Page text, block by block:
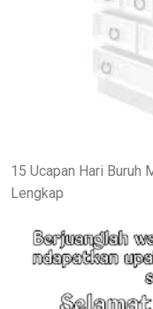
15 Ucapan Hari Buruh
Lengkap